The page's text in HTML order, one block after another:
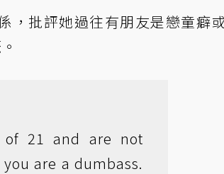
，批評她過往有朋友是戀童癖
21 and are not
are a dumbass.